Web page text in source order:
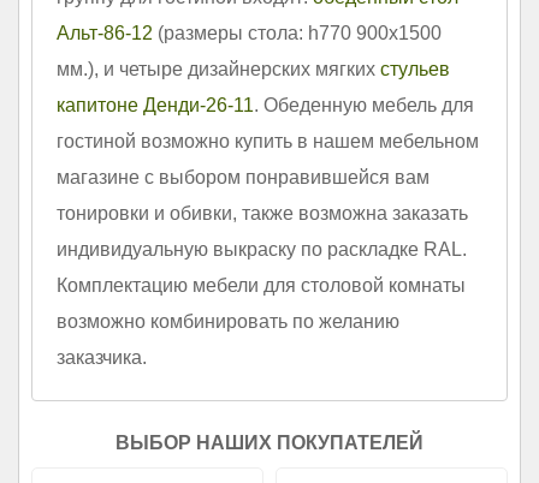
Альт-86-12 (размеры стола: h770 900х1500
мм.), и четыре дизайнерских мягких стульев
капитоне Денди-26-11. Обеденную мебель для
гостиной возможно купить в нашем мебельном
магазине с выбором понравившейся вам
тонировки и обивки, также возможна заказать
индивидуальную выкраску по раскладке RAL.
Комплектацию мебели для столовой комнаты
возможно комбинировать по желанию
заказчика.
ВЫБОР НАШИХ ПОКУПАТЕЛЕЙ